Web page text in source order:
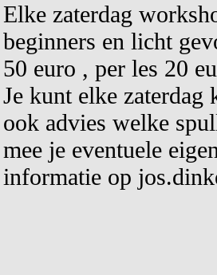
Elke zaterdag
beginners en licht
50 euro , per les 20
Je kunt elke
ook advies welke
mee je eventuele
informatie op